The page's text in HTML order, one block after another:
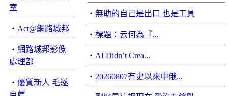
室
‧ Act@網路城邦
‧ 網路城邦影像
處理部
‧ 優質新人 毛遂
‧無助的自己是出口 也是工具
‧標題：云何為『...
‧ AI Didn’t Crea...
‧ 20260807有史以來中俄...